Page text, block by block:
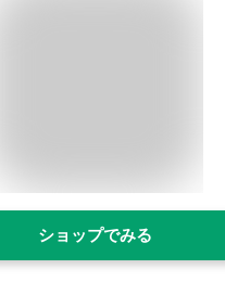
ショップでみる